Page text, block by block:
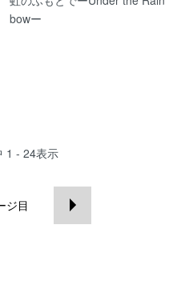
bowー
1 - 24表示
ジ目